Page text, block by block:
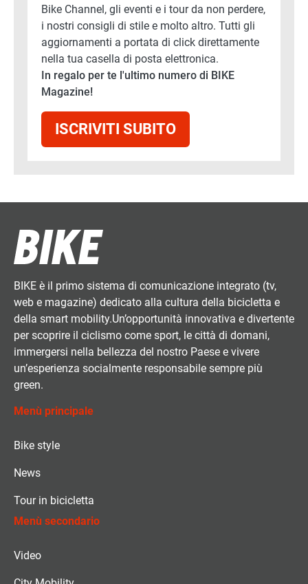
Bike Channel, gli eventi e i tour da non perdere,
i nostri consigli di stile e molto altro. Tutti gli
aggiornamenti a portata di click direttamente
nella tua casella di posta elettronica.
In regalo per te l'ultimo numero di BIKE
Magazine!
ISCRIVITI SUBITO
BIKE è il primo sistema di comunicazione integrato (tv,
web e magazine) dedicato alla cultura della bicicletta e
della smart mobility.Un’opportunità innovativa e divertente
per scoprire il ciclismo come sport, le città di domani,
immergersi nella bellezza del nostro Paese e vivere
un’esperienza socialmente responsabile sempre più
green.
Menù principale
Bike style
News
Tour in bicicletta
Menù secondario
Video